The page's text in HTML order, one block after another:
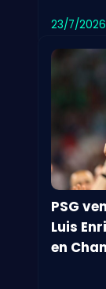
triunfo
23/7/2026
PSG
Luis
en